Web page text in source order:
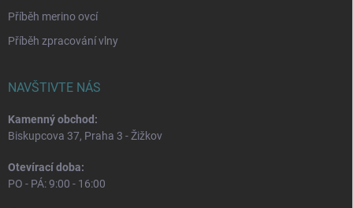
Příběh merino ovcí
Příběh zpracování vlny
NAVŠTIVTE NÁS
Kamenný obchod:
Biskupcova 37, Praha 3 - Žižkov
Otevírací doba:
PO - PÁ: 9:00 - 16:00